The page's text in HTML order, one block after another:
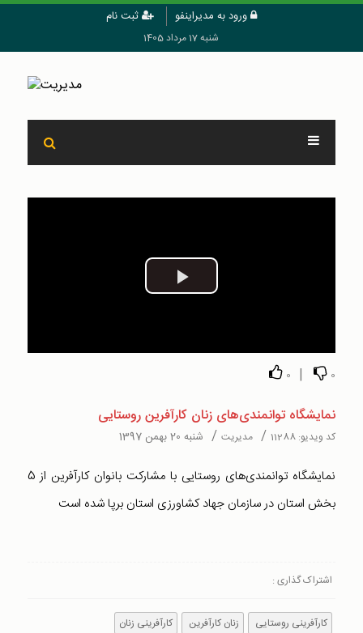
ورود به مدیراینفو ثبت نام
شنبه 17 مرداد 1405
Play
0
|
0
نمایشگاه توانمندی‌های زنان کارآفرین روستایی
کد ویدیو: 11288
/ مدیریت/ شنبه 20 بهمن 1397
نمایشگاه توانمندی‌های روستایی با مشارکت بانوان کارآفرین از 5
بخش استان در سازمان جهاد کشاورزی استان برپا شده است
اشتراک گذاری :
کارآفرینی روستایی زنان کارآفرین کارآفرینی زنان